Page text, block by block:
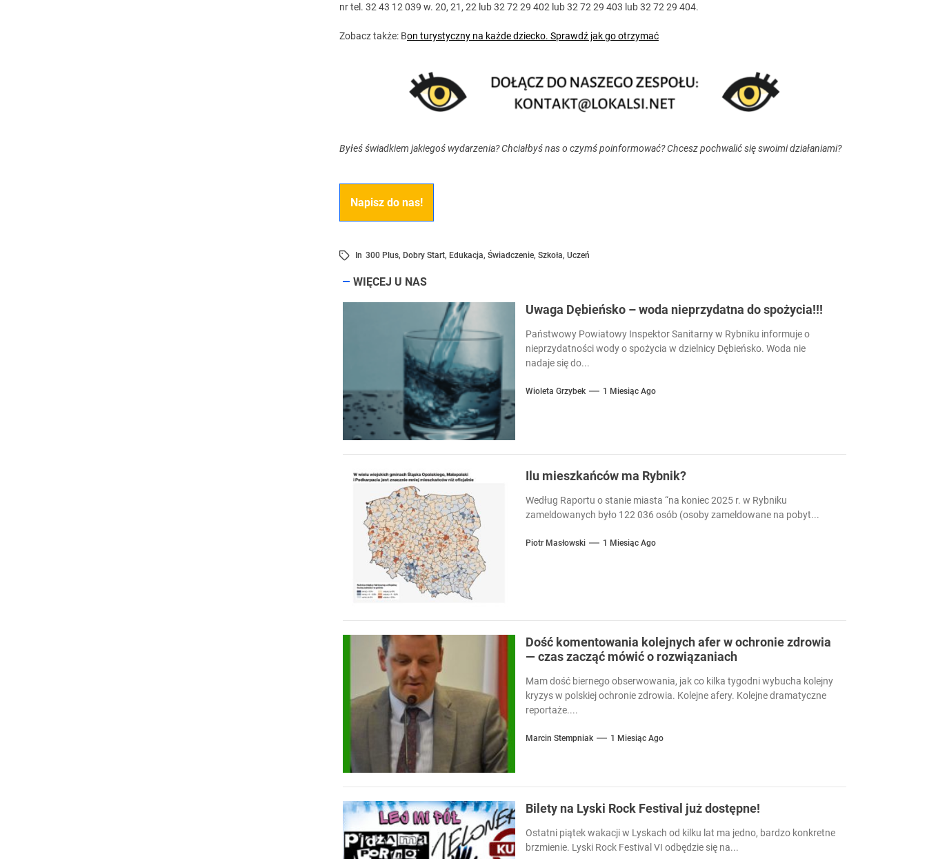
nr tel. 32 43 12 039 w. 20, 21, 22 lub 32 72 29 402 lub 32 72 29 403 lub 32 72 29 404.
Zobacz także: Bon turystyczny na każde dziecko. Sprawdź jak go otrzymać
Byłeś świadkiem jakiegoś wydarzenia? Chciałbyś nas o czymś poinformować? Chcesz pochwalić się swoimi działaniami?
Napisz do nas!
In 300 Plus, Dobry Start, Edukacja, Świadczenie, Szkoła, Uczeń
WIĘCEJ U NAS
Uwaga Dębieńsko – woda nieprzydatna do spożycia!!!
Państwowy Powiatowy Inspektor Sanitarny w Rybniku informuje o
nieprzydatności wody o spożycia w dzielnicy Dębieńsko. Woda nie
nadaje się do...
Wioleta Grzybek 1 Miesiąc Ago
Ilu mieszkańców ma Rybnik?
Według Raportu o stanie miasta “na koniec 2025 r. w Rybniku
zameldowanych było 122 036 osób (osoby zameldowane na pobyt...
Piotr Masłowski 1 Miesiąc Ago
Dość komentowania kolejnych afer w ochronie zdrowia
— czas zacząć mówić o rozwiązaniach
Mam dość biernego obserwowania, jak co kilka tygodni wybucha kolejny
kryzys w polskiej ochronie zdrowia. Kolejne afery. Kolejne dramatyczne
reportaże....
Marcin Stempniak 1 Miesiąc Ago
Bilety na Lyski Rock Festival już dostępne!
Ostatni piątek wakacji w Lyskach od kilku lat ma jedno, bardzo konkretne
brzmienie. Lyski Rock Festival VI odbędzie się na...